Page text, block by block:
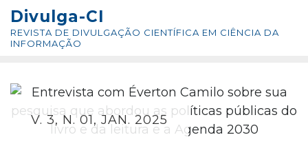
conteúdo
Skip
to
content
Divulga-CI
REVISTA DE DIVULGAÇÃO CIENTÍFICA EM CIÊNCIA DA
INFORMAÇÃO
V. 3, N. 01, JAN. 2025